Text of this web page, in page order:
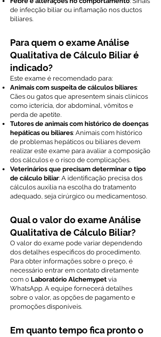
de infecção biliar ou inflamação nos ductos
biliares.
Para quem o exame Análise
Qualitativa de Cálculo Biliar é
indicado?
Este exame é recomendado para:
Animais com suspeita de cálculos biliares:
Cães ou gatos que apresentem sinais clínicos
como icterícia, dor abdominal, vômitos e
perda de apetite.
Tutores de animais com histórico de doenças
hepáticas ou biliares: Animais com histórico
de problemas hepáticos ou biliares devem
realizar este exame para avaliar a composição
dos cálculos e o risco de complicações.
Veterinários que precisam determinar o tipo
de cálculo biliar: A identificação precisa dos
cálculos auxilia na escolha do tratamento
adequado, seja cirúrgico ou medicamentoso.
Qual o valor do exame Análise
Qualitativa de Cálculo Biliar?
O valor do exame pode variar dependendo
dos detalhes específicos do procedimento.
Para obter informações sobre o preço, é
necessário entrar em contato diretamente
com o Laboratório Alchemypet via
WhatsApp. A equipe fornecerá detalhes
sobre o valor, as opções de pagamento e
promoções disponíveis.
Em quanto tempo fica pronto o